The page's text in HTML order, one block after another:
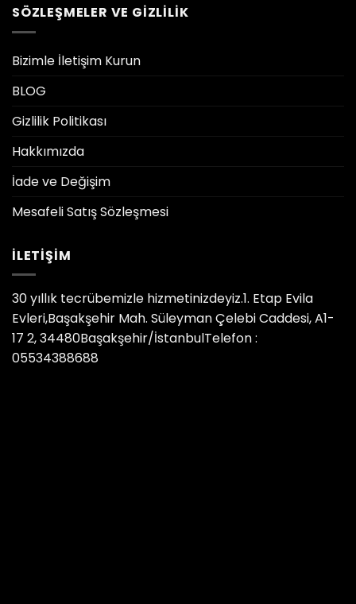
SÖZLEŞMELER VE GIZLILIK
Bizimle İletişim Kurun
BLOG
Gizlilik Politikası
Hakkımızda
İade ve Değişim
Mesafeli Satış Sözleşmesi
İLETIŞIM
30 yıllık tecrübemizle hizmetinizdeyiz.1. Etap Evila
Evleri,Başakşehir Mah. Süleyman Çelebi Caddesi, A1-
17 2, 34480Başakşehir/İstanbulTelefon :
05534388688